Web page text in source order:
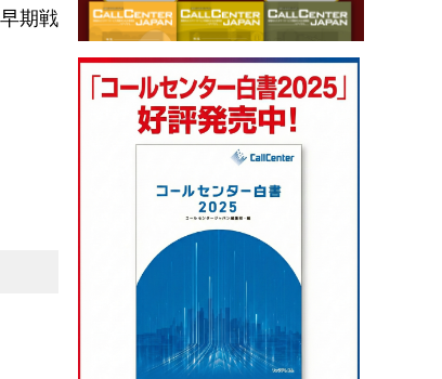
期戦